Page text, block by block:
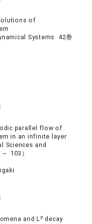
of
Systems 42巻
parallel flow of
in an infinite layer
Sciences and
103）
and Lp decay